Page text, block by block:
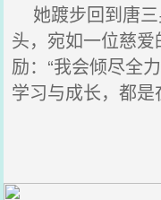
她踱步回到唐三
头，宛如一位慈
励：“我会倾尽全
学习与成长，都